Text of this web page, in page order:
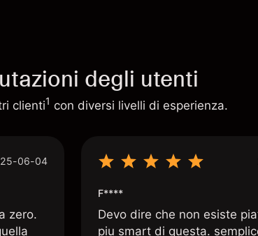
degli utenti
clienti1 con diversi livelli di esperienza.
06-04
zero.
F****
Devo dire che non esiste
piu smart di questa.